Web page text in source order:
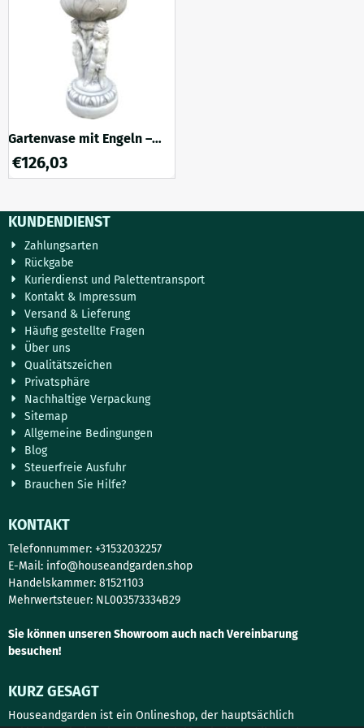
Steinblumentopf besticht
durch sein klassisches Design
und seine tiefschwarze Farbe,
Gartenvase mit Engeln –
Stein – 65 cm – klassisches
Ornament
€126,03
KUNDENDIENST
Zahlungsarten
Rückgabe
Kurierdienst und Palettentransport
Kontakt & Impressum
Versand & Lieferung
Häufig gestellte Fragen
Über uns
Qualitätszeichen
Privatsphäre
Nachhaltige Verpackung
Sitemap
Allgemeine Bedingungen
Blog
Steuerfreie Ausfuhr
Brauchen Sie Hilfe?
KONTAKT
Telefonnummer: +31532032257
E-Mail: info@houseandgarden.shop
Handelskammer: 81521103
Mehrwertsteuer: NL003573334B29
Sie können unseren Showroom auch nach Vereinbarung
besuchen!
KURZ GESAGT
Houseandgarden ist ein Onlineshop, der hauptsächlich